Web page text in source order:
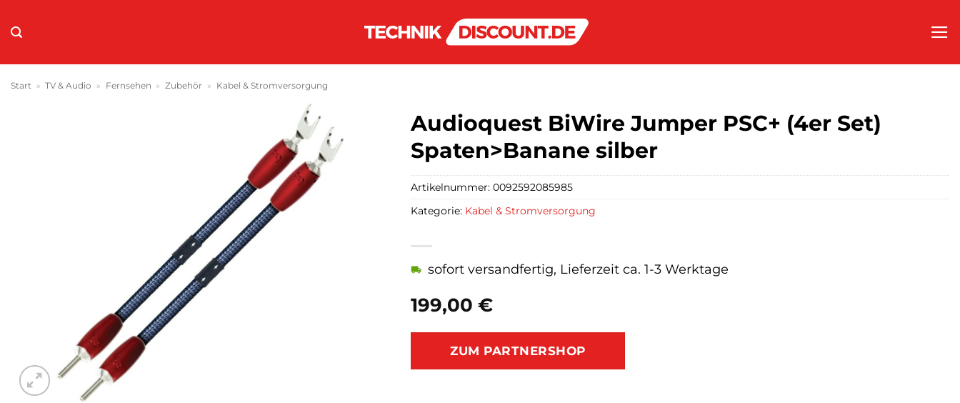
Inhalt
Start » TV & Audio » Fernsehen » Zubehör » Kabel & Stromversorgung
Audioquest BiWire Jumper PSC+ (4er Set)
Spaten>Banane silber
199,00 €
sofort versandfertig, Lieferzeit ca. 1-3 Werktage
ZUM PARTNERSHOP
Artikelnummer: 0092592085985
Kategorie: Kabel & Stromversorgung